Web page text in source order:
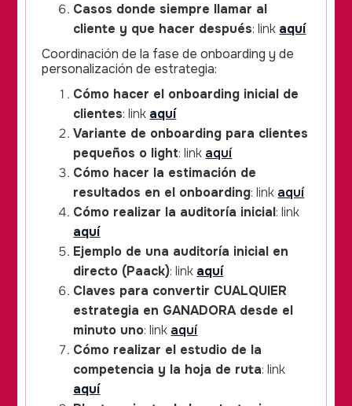
Casos donde siempre llamar al
cliente y que hacer después: link aquí
Coordinación de la fase de onboarding y de
personalización de estrategia:
Cómo hacer el onboarding inicial de
clientes: link aquí
Variante de onboarding para clientes
pequeños o light: link aquí
Cómo hacer la estimación de
resultados en el onboarding: link aquí
Cómo realizar la auditoría inicial: link
aquí
Ejemplo de una auditoría inicial en
directo (Paack): link aquí
Claves para convertir CUALQUIER
estrategia en GANADORA desde el
minuto uno: link aquí
Cómo realizar el estudio de la
competencia y la hoja de ruta: link
aquí